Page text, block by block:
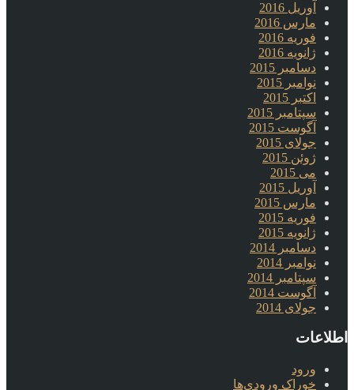
آوریل 2016
مارس 2016
فوریه 2016
ژانویه 2016
دسامبر 2015
نوامبر 2015
اکتبر 2015
سپتامبر 2015
آگوست 2015
جولای 2015
ژوئن 2015
می 2015
آوریل 2015
مارس 2015
فوریه 2015
ژانویه 2015
دسامبر 2014
نوامبر 2014
سپتامبر 2014
آگوست 2014
جولای 2014
اطلاعات
ورود
خوراک ورودی‌ها